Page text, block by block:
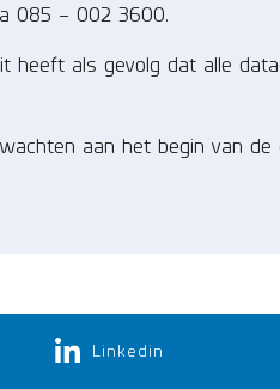
085 – 002 3600.
als gevolg dat alle
aan het begin van
Linkedin